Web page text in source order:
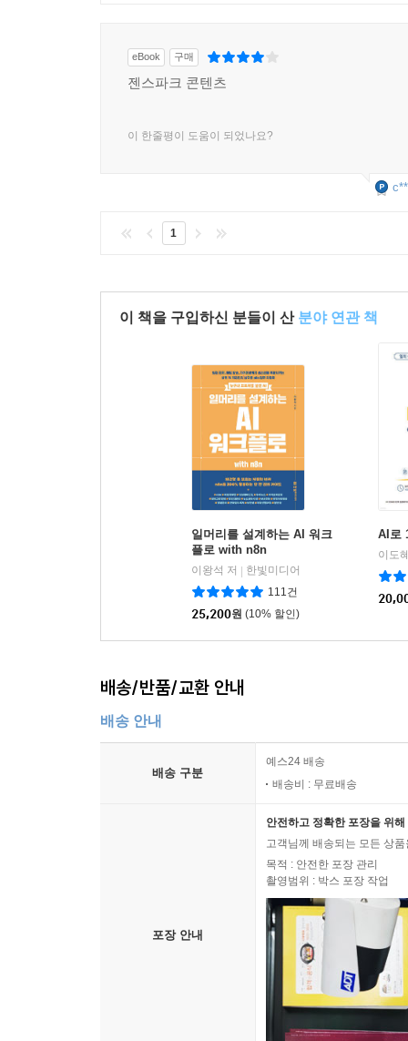
eBook 구매
젠스파크 콘텐츠
이 한줄평이 도움이 되었나요?
1
이 책을 구입하신 분들이 산 분야 연관 책
일머리를 설계하는 AI 워크
플로 with n8n
이왕석 저
한빛미디어
111건
25,200원 (10% 할인)
AI로
배송/반품/교환 안내
배송 안내
배송 구분
예스24 배송
배송비 : 무료배송
포장 안내
안전하고 정확한 포장을 위
고객님께 배송되는 모든 상
목적 : 안전한 포장 관리
촬영범위 : 박스 포장 작업